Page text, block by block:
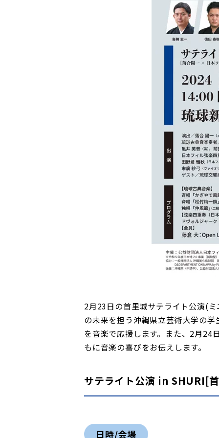
2月23日の首里城サテライト公演(
の未来を担う沖縄県立芸術大学の
を音楽で応援します。また、2月24
もに音楽の喜びをお伝えします。
サテライト公演 in SHURI[
日時/会場